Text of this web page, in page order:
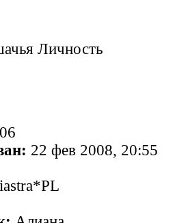
Личность
22 фев 2008, 20:55